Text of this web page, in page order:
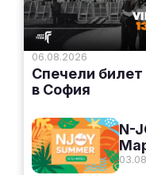
06.08.2026
Спечели билет
в София
N-